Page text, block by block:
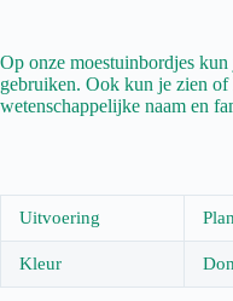
Op onze moestuinbordjes
gebruiken. Ook kun je zien
wetenschappelijke naam en
Uitvoering
Kleur